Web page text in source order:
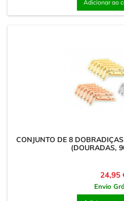
Adicionar ao
CONJUNTO DE 8
(DOURADAS,
Preço
24,95
Envio